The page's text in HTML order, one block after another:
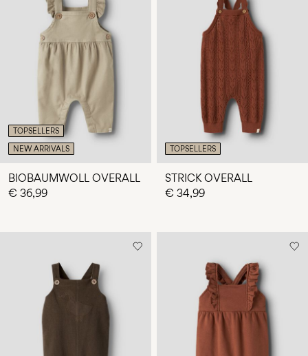
Anmelden
Fragen?
Luxemburg
/
Deutsch
TOPSELLERS
NEW ARRIVALS
BIOBAUMWOLL OVERALL
€ 36,99
TOPSELLERS
STRICK OVERALL
€ 34,99